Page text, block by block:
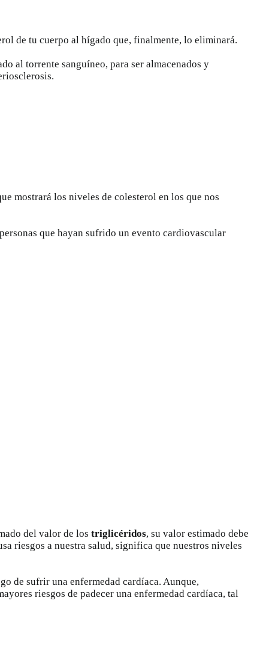
de tu cuerpo al hígado que, finalmente, lo eliminará.
al torrente sanguíneo, para ser almacenados y
mostrará los niveles de colesterol en los que nos
que hayan sufrido un evento cardiovascular
del valor de los triglicéridos, su valor estimado debe
riesgos a nuestra salud, significa que nuestros niveles
de sufrir una enfermedad cardíaca. Aunque,
riesgos de padecer una enfermedad cardíaca, tal